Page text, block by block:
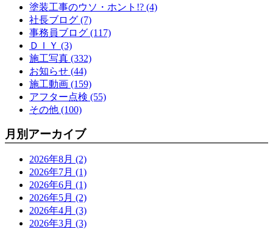
塗装工事のウソ・ホント!? (4)
社長ブログ (7)
事務員ブログ (117)
ＤＩＹ (3)
施工写真 (332)
お知らせ (44)
施工動画 (159)
アフター点検 (55)
その他 (100)
月別アーカイブ
2026年8月 (2)
2026年7月 (1)
2026年6月 (1)
2026年5月 (2)
2026年4月 (3)
2026年3月 (3)